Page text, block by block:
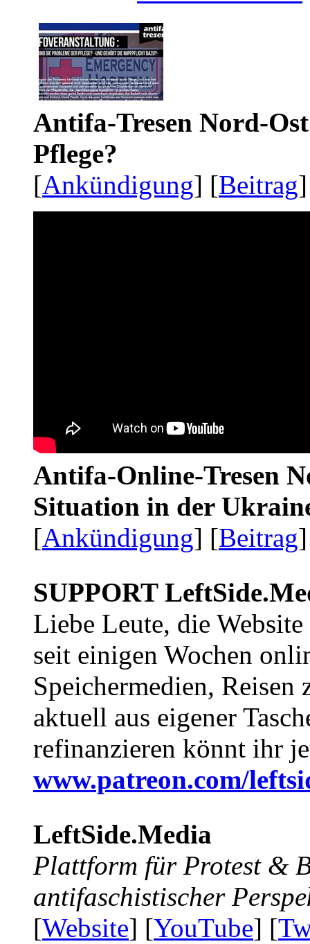
Antifa-Tresen Nord-
Pflege?
[Ankündigung] [Beitrag
Antifa-Online-Tresen
Situation in der
[Ankündigung] [Beitrag
SUPPORT
Liebe Leute, die Website
seit einigen Wochen
Speichermedien, Reisen
aktuell aus eigener
refinanzieren könnt ihr
www.patreon.com/
LeftSide.Media
Plattform für Protest &
antifaschistischer
[Website] [YouTube] [